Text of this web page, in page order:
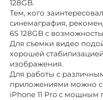
128GB.
Тем, кого
синемаграфия,
6S 128GB с
Для съемки видео
хорошей
изображения.
Для работы с
приложениями можно
iPhone 11 Pro с мощным